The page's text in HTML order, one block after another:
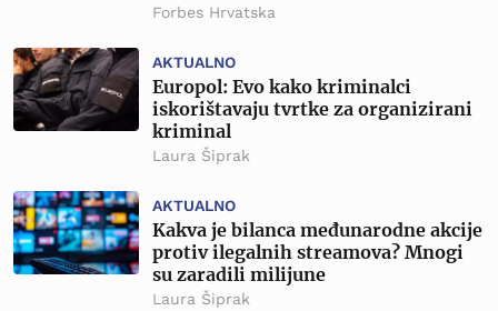
Forbes Hrvatska
AKTUALNO
Europol: Evo kako kriminalci
iskorištavaju tvrtke za organizirani
kriminal
Laura Šiprak
AKTUALNO
Kakva je bilanca međunarodne akcije
protiv ilegalnih streamova? Mnogi
su zaradili milijune
Laura Šiprak